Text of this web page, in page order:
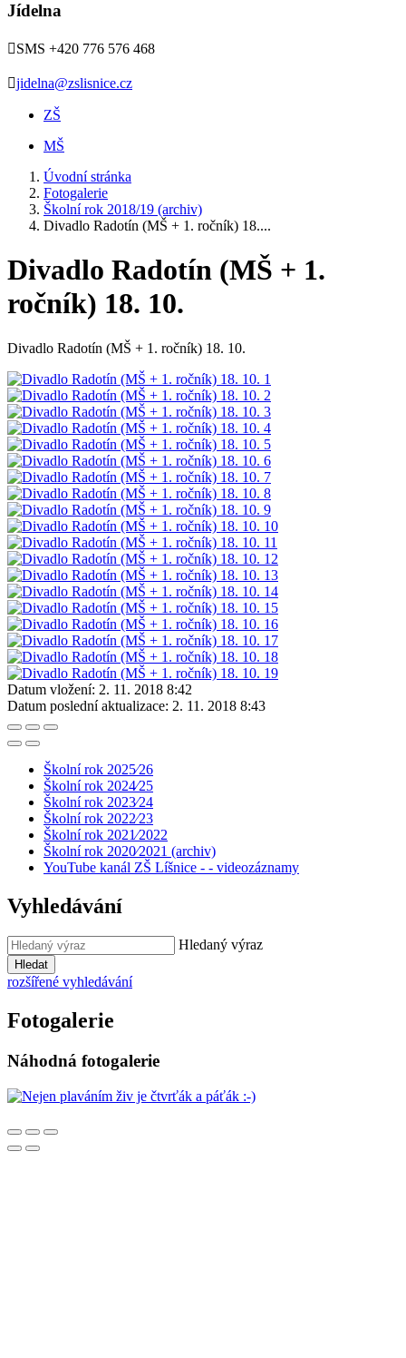
Jídelna
SMS +420 776 576 468
jidelna@zslisnice.cz
ZŠ
MŠ
Úvodní stránka
Fotogalerie
Školní rok 2018/19 (archiv)
Divadlo Radotín (MŠ + 1. ročník) 18....
Divadlo Radotín (MŠ + 1.
ročník) 18. 10.
Divadlo Radotín (MŠ + 1. ročník) 18. 10.
Datum vložení: 2. 11. 2018 8:42
Datum poslední aktualizace: 2. 11. 2018 8:43
Školní rok 2025⁄26
Školní rok 2024⁄25
Školní rok 2023⁄24
Školní rok 2022⁄23
Školní rok 2021⁄2022
Školní rok 2020⁄2021 (archiv)
YouTube kanál ZŠ Líšnice - - videozáznamy
Vyhledávání
Hledaný výraz
Hledat
rozšířené vyhledávání
Fotogalerie
Náhodná fotogalerie